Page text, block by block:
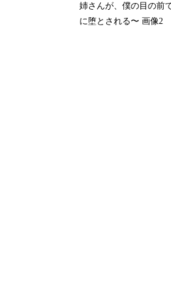
姉さんが、僕の目の前
に堕とされる〜 画像2